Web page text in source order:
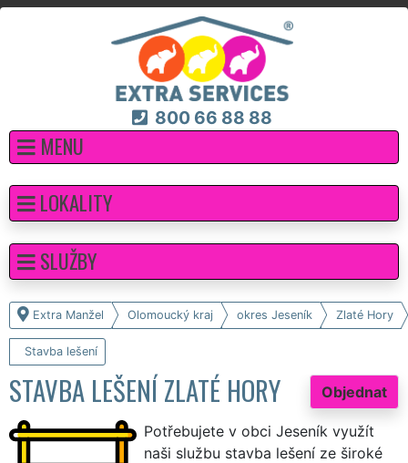
800 66 88 88
MENU
Extra Manžel Olomoucký kraj okres Jeseník Zlaté Hory
Stavba lešení
Objednat
STAVBA LEŠENÍ ZLATÉ HORY
Potřebujete v obci Jeseník využít
naši službu stavba lešení ze široké
LOKALITY
SLUŽBY